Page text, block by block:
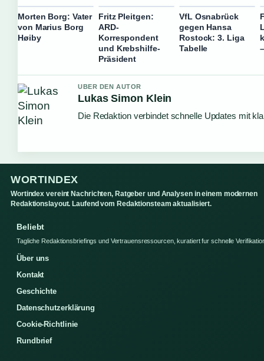
Morten Borg: Vater
von Marius Borg
Høiby
Fritz Pleitgen:
ARD-
Korrespondent
und Krebshilfe-
Präsident
VfL Osnabrück
gegen Hansa
Rostock: 3. Liga
Tabelle
UBER DEN AUTOR
Lukas Simon Klein
Die Redaktion verbindet schnelle Updates mit
WORTINDEX
Wortindex vereint Nachrichten, Ratgeber und Analysen in einem modernen
Redaktionslayout. Laufend vom Redaktionsteam aktualisiert.
Beliebt
Tagliche Redaktionsbriefings und Vertrauensressourcen, kuratiert fur schnelle
Über uns
Kontakt
Geschichte
Datenschutzerklärung
Cookie-Richtlinie
Rundbrief